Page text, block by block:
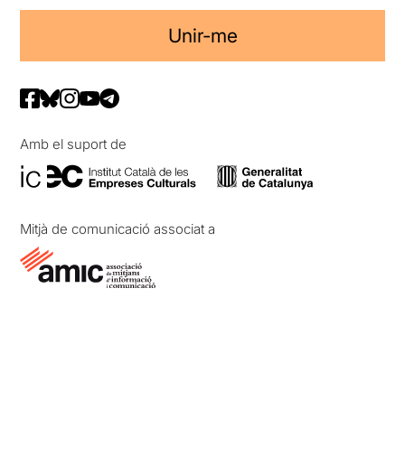
Unir-me
Amb el suport de
Mitjà de comunicació associat a